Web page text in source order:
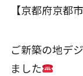
【京都府京都
ご新築の地デ
ました